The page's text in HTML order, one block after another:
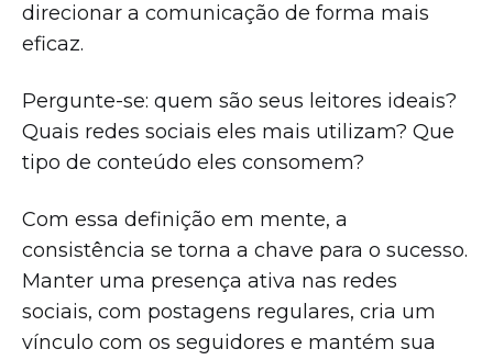
direcionar a comunicação de forma mais
eficaz.
Pergunte-se: quem são seus leitores ideais?
Quais redes sociais eles mais utilizam? Que
tipo de conteúdo eles consomem?
Com essa definição em mente, a
consistência se torna a chave para o sucesso.
Manter uma presença ativa nas redes
sociais, com postagens regulares, cria um
vínculo com os seguidores e mantém sua